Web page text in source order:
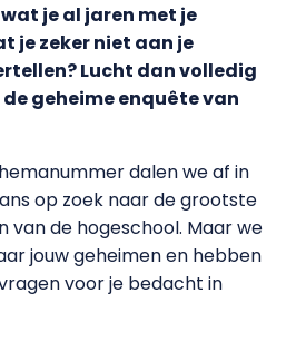
je al jaren met je
je zeker niet aan je
Lucht dan volledig
geheime enquête van
dalen we af in
op zoek naar de grootste
van de hogeschool. Maar we
jouw geheimen en hebben
voor je bedacht in